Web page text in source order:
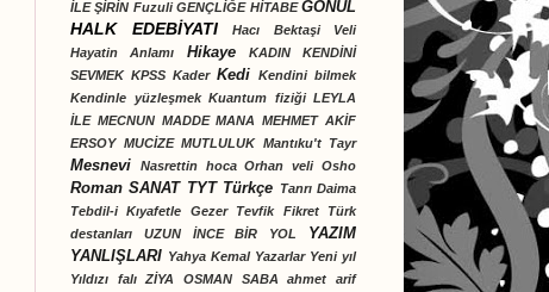
İLE ŞİRİN Fuzuli GENÇLİĞE HİTABE GÖNÜL
HALK EDEBİYATI
Hacı Bektaşi Veli
Hayatin Anlamı
Hikaye KADIN
KENDİNİ
SEVMEK KPSS Kader Kedi Kendini bilmek
Kendinle yüzleşmek Kuantum fiziği LEYLA
İLE MECNUN MADDE MANA
MEHMET AKİF
ERSOY MUCİZE MUTLULUK Mantıku't Tayr
Mesnevi Nasrettin hoca Orhan veli Osho
Roman SANAT TYT Türkçe Tanrı Daima
Tebdil-i Kıyafetle Gezer
Tevfik Fikret
Türk
destanları
UZUN İNCE BİR YOL
YAZIM
YANLIŞLARI Yahya Kemal Yazarlar Yeni yıl
Yıldızı falı
ZİYA OSMAN SABA
ahmet arif